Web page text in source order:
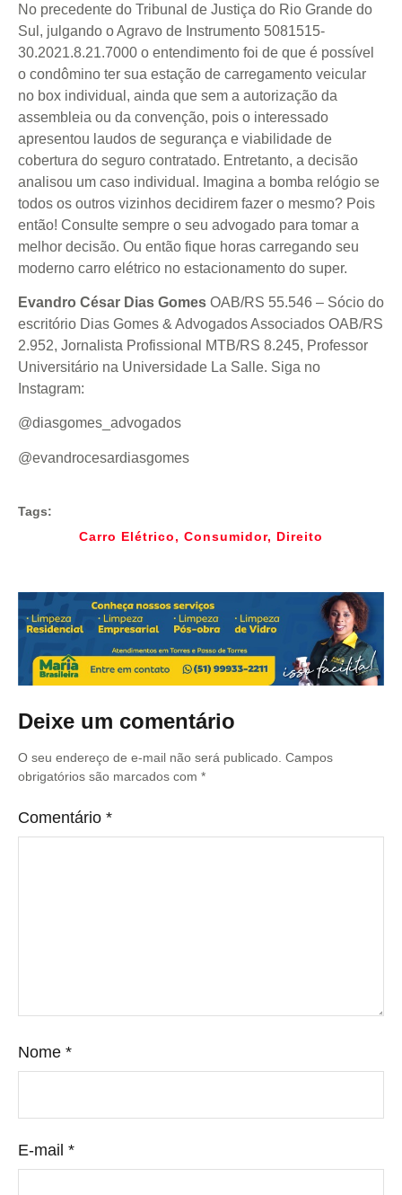
No precedente do Tribunal de Justiça do Rio Grande do
Sul, julgando o Agravo de Instrumento 5081515-
30.2021.8.21.7000 o entendimento foi de que é possível
o condômino ter sua estação de carregamento veicular
no box individual, ainda que sem a autorização da
assembleia ou da convenção, pois o interessado
apresentou laudos de segurança e viabilidade de
cobertura do seguro contratado. Entretanto, a decisão
analisou um caso individual. Imagina a bomba relógio se
todos os outros vizinhos decidirem fazer o mesmo? Pois
então! Consulte sempre o seu advogado para tomar a
melhor decisão. Ou então fique horas carregando seu
moderno carro elétrico no estacionamento do super.
Evandro César Dias Gomes OAB/RS 55.546 – Sócio do
escritório Dias Gomes & Advogados Associados OAB/RS
2.952, Jornalista Profissional MTB/RS 8.245, Professor
Universitário na Universidade La Salle. Siga no
Instagram:
@diasgomes_advogados
@evandrocesardiasgomes
Tags:
Carro Elétrico, Consumidor, Direito
Deixe um comentário
O seu endereço de e-mail não será publicado. Campos
obrigatórios são marcados com *
Comentário *
Nome *
E-mail *